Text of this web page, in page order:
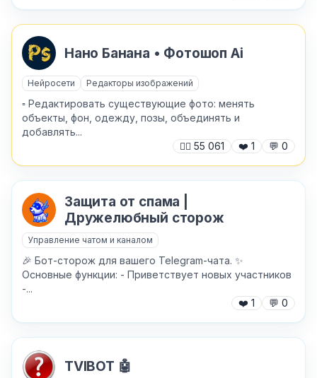
✕
Причина жалобы*
Нано Банана • Фотошоп Ai
Нейросети Редакторы изображений
▫️ Редактировать существующие фото: менять
объекты, фон, одежду, позы, объединять и
добавлять...
🙍‍♂️ 55 061 ❤️ 1 💬 0
Защита от спама |
Дружелюбный сторож
Управление чатом и каналом
🎉 Бот-сторож для вашего Telegram-чата. ✨
Основные функции: - Приветствует новых участников
-...
❤️ 1 💬 0
TVIBOT 🤖